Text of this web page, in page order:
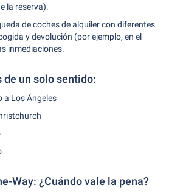
la reserva).
de coches de alquiler con diferentes
y devolución (por ejemplo, en el
inmediaciones.
de un solo sentido:
a Los Ángeles
Way: ¿Cuándo vale la pena?